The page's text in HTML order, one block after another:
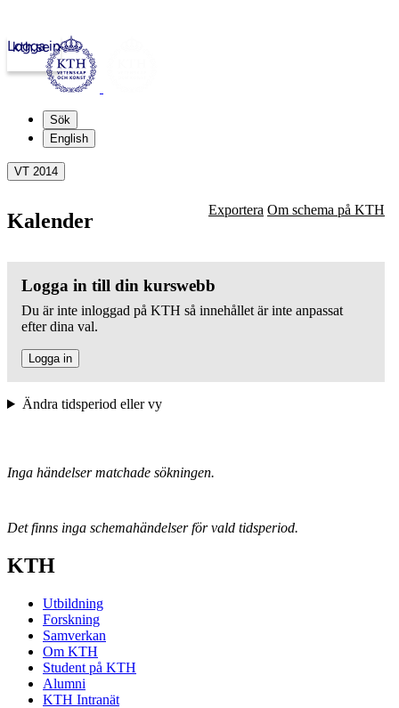
kth.se
Logga in
Sök
English
VT 2014
Kalender Exportera Om schema på KTH
Logga in till din kurswebb
Du är inte inloggad på KTH så innehållet är inte anpassat
efter dina val.
Logga in
Ändra tidsperiod eller vy
Inga händelser matchade sökningen.
Det finns inga schemahändelser för vald tidsperiod.
KTH
Utbildning
Forskning
Samverkan
Om KTH
Student på KTH
Alumni
KTH Intranät